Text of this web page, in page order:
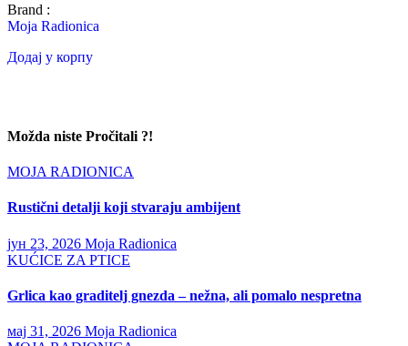
Brand :
Moja Radionica
Додај у корпу
Možda niste Pročitali ?!
MOJA RADIONICA
Rustični detalji koji stvaraju ambijent
јун 23, 2026 Moja Radionica
KUĆICE ZA PTICE
Grlica kao graditelj gnezda – nežna, ali pomalo nespretna
мај 31, 2026 Moja Radionica